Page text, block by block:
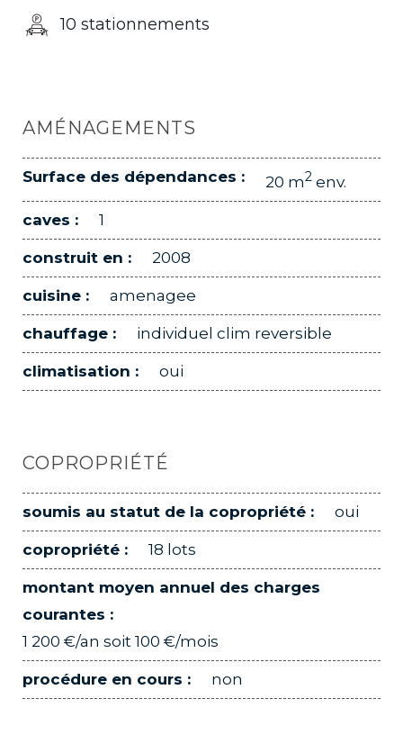
10 stationnements
AMÉNAGEMENTS
Surface des dépendances : 20 m2 env.
caves : 1
construit en : 2008
cuisine : amenagee
chauffage : individuel clim reversible
climatisation : oui
COPROPRIÉTÉ
soumis au statut de la copropriété : oui
copropriété : 18 lots
montant moyen annuel des charges
courantes :
1 200 €/an soit 100 €/mois
procédure en cours : non